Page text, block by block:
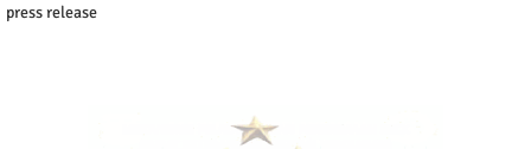
press release